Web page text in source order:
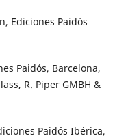
Ediciones Paidós
Paidós, Barcelona,
R. Piper GMBH &
Paidós Ibérica,